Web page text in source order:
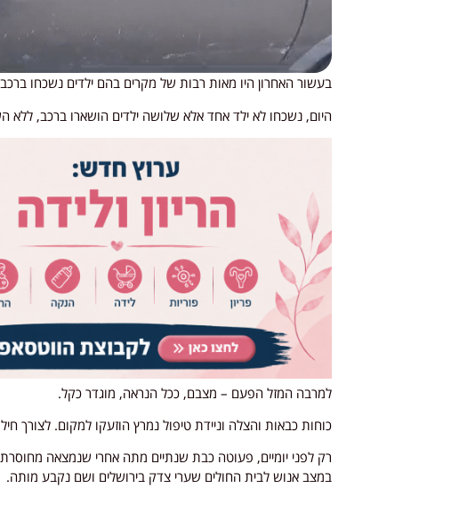
בעשור האחרון היו מאות רבות של מקרים בהם ילדים נשכחו
היום, נשכחו לא ילד אחד אלא שלושה ילדים הושארו ברכב, ללא
למרבה המזל הפעם – מצבם, ככל הנראה, מוגדר כקל.
כוחות כבאות והצלה וניידת טיפול נמרץ הוזעקו למקום. לצורך
רק לפני יומיים, פעוטה כבת שנתיים מתה אחרי שנמצאה
במצב אנוש לבית החולים שערי צדק בירושלים ושם נקבע מותה.